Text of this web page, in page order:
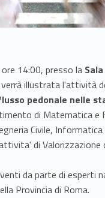
14:00, presso la
illustrata l'attività
pedonale nelle
di Matematica e
Civile,
di Valorizzazione
da parte di esperti
Provincia di Roma.